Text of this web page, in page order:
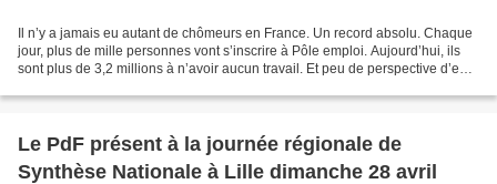
Il n’y a jamais eu autant de chômeurs en France. Un record absolu. Chaque
jour, plus de mille personnes vont s’inscrire à Pôle emploi. Aujourd’hui, ils
sont plus de 3,2 millions à n’avoir aucun travail. Et peu de perspective d’en
Le PdF présent à la journée régionale de
Synthèse Nationale à Lille dimanche 28 avril